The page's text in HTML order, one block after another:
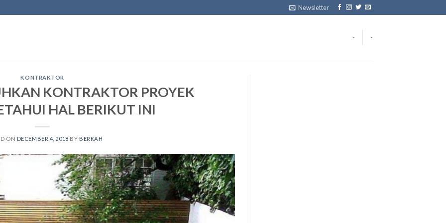
Newsletter
- -
KONTRAKTOR
KONTRAKTOR PROYEK
HAL BERIKUT INI
ON DECEMBER 4, 2018 BY BERKAH